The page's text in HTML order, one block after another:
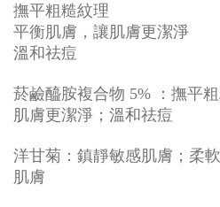
撫平粗糙紋理
平衡肌膚，讓肌膚更潔淨
溫和祛痘
菸鹼醯胺複合物 5% ：撫平
肌膚更潔淨；溫和祛痘
洋甘菊：鎮靜敏感肌膚；柔
肌膚